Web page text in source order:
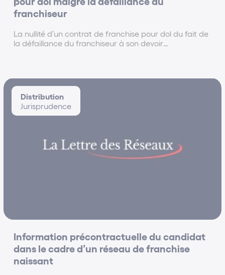
franchiseur
La nullité d’un contrat de franchise pour dol du fait de
la défaillance du franchiseur à son devoir
co-contractant
Distribution
Jurisprudence
Information précontractuelle du candidat
dans le cadre d’un réseau de franchise
naissant